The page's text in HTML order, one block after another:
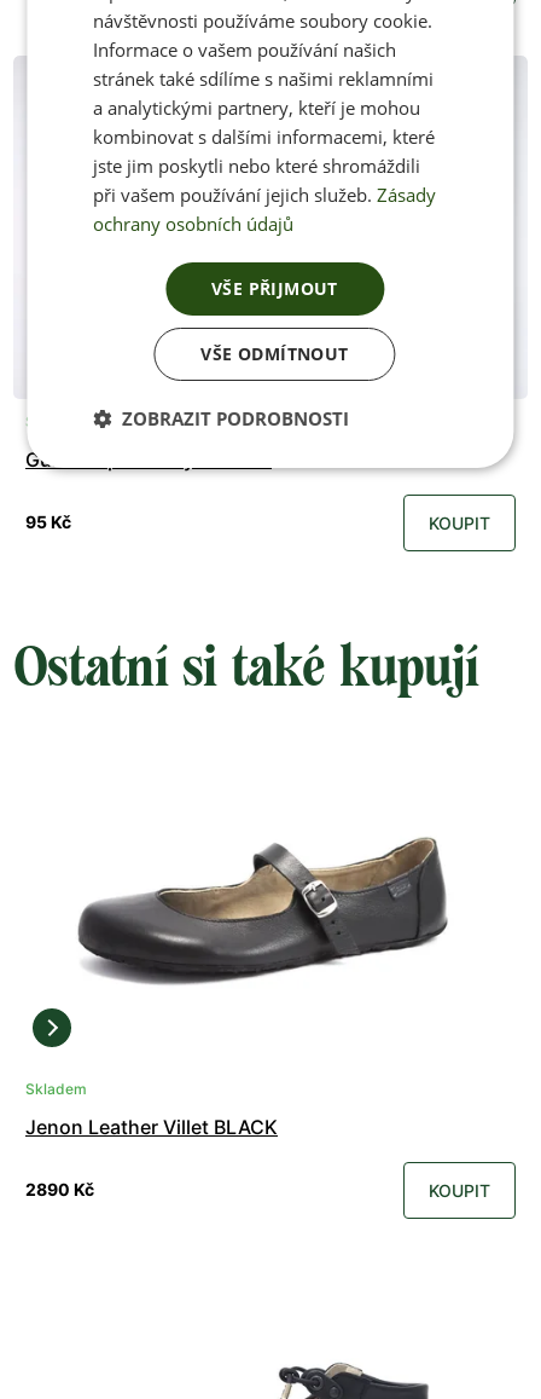
Skladem
Gumové pruženky - modrá
95 Kč KOUPIT
Ostatní si také kupují
Skladem
Jenon Leather Villet BLACK
2890 Kč KOUPIT
návštěvnosti používáme soubory cookie.
Informace o vašem používání našich
stránek také sdílíme s našimi reklamními
a analytickými partnery, kteří je mohou
kombinovat s dalšími informacemi, které
jste jim poskytli nebo které shromáždili
při vašem používání jejich služeb. Zásady
ochrany osobních údajů
VŠE PŘIJMOUT
VŠE ODMÍTNOUT
ZOBRAZIT PODROBNOSTI